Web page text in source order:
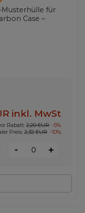
für
Case –
inkl. MwSt
Rabatt: 2,20 EUR -5%
Preis: 2,32 EUR -10%
- +